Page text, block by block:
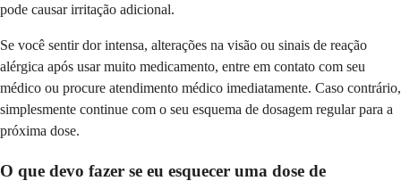
pode causar irritação adicional.
Se você sentir dor intensa, alterações na visão ou sinais de reação
alérgica após usar muito medicamento, entre em contato com seu
médico ou procure atendimento médico imediatamente. Caso contrário,
simplesmente continue com o seu esquema de dosagem regular para a
próxima dose.
O que devo fazer se eu esquecer uma dose de